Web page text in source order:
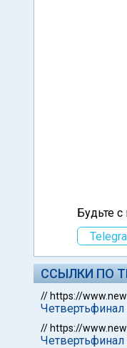
Будьте с
ССЫЛКИ ПО
// https://
// https://